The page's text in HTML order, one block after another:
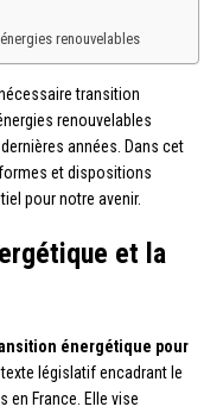
renouvelables
transition
renouvelables
années. Dans cet
et dispositions
pour notre avenir.
et la
énergétique pour
législatif encadrant le
en France. Elle vise